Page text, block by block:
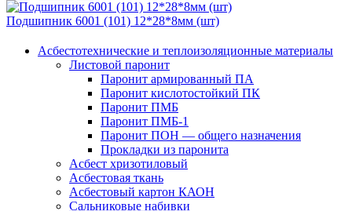
Подшипник 6001 (101) 12*28*8мм (шт)
Асбестотехнические и теплоизоляционные материалы
Листовой паронит
Паронит армированный ПА
Паронит кислотостойкий ПК
Паронит ПМБ
Паронит ПМБ-1
Паронит ПОН — общего назначения
Прокладки из паронита
Асбест хризотиловый
Асбестовая ткань
Асбестовый картон КАОН
Сальниковые набивки